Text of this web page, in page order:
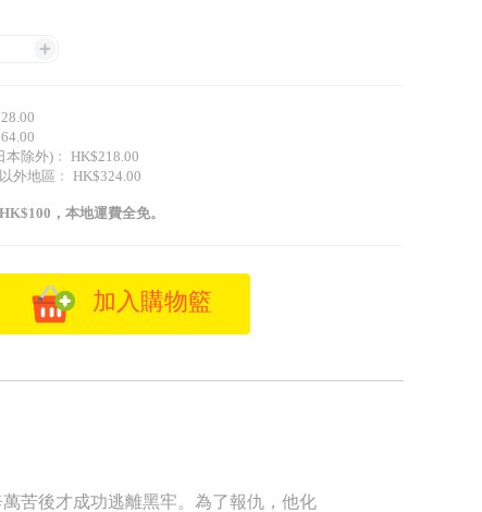
本除外)﹕ HK$218.00
外地區﹕ HK$324.00
，本地運費全免。
加入購物籃
苦後才成功逃離黑牢。為了報仇，他化